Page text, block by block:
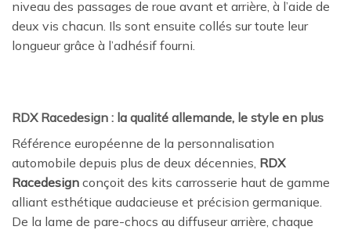
niveau des passages de roue avant et arrière, à l’aide de
deux vis chacun. Ils sont ensuite collés sur toute leur
longueur grâce à l’adhésif fourni.
RDX Racedesign : la qualité allemande, le style en plus
Référence européenne de la personnalisation
automobile depuis plus de deux décennies, RDX
Racedesign conçoit des kits carrosserie haut de gamme
alliant esthétique audacieuse et précision germanique.
De la lame de pare-chocs au diffuseur arrière, chaque